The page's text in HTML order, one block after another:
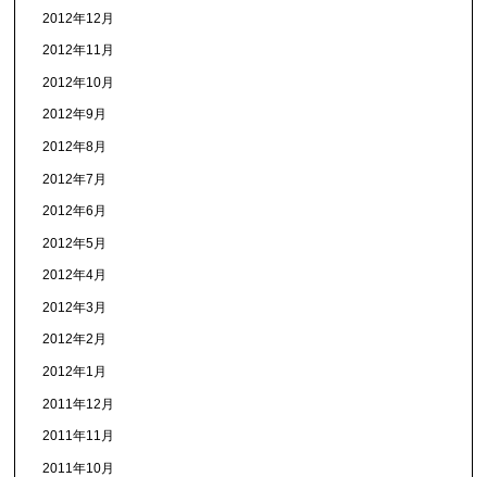
2012年12月
2012年11月
2012年10月
2012年9月
2012年8月
2012年7月
2012年6月
2012年5月
2012年4月
2012年3月
2012年2月
2012年1月
2011年12月
2011年11月
2011年10月